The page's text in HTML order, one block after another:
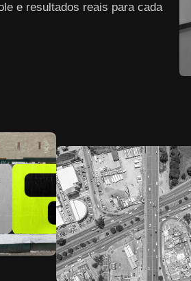
e resultados reais para cada